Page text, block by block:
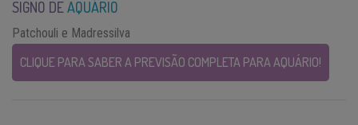
SIGNO DEAQUÁRIO
Patchouli e Madressilva
CLIQUE PARA SABER A PREVISÃO COMPLETA PARA AQUÁRIO!